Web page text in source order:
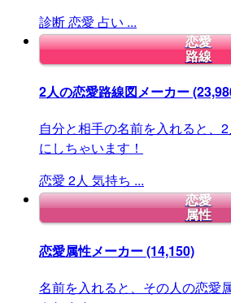
診断恋愛 占い ...
恋愛
路線
2人の恋愛路線図メーカー
自分と相手の名前を入れると、
にしちゃいます！
恋愛 2人 気持ち ...
恋愛
属性
恋愛属性メーカー(14,150)
名前を入れると、その人の恋愛